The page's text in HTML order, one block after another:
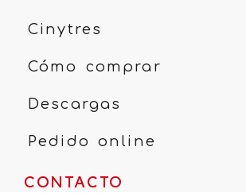
Cinytres
Cómo comprar
Descargas
Pedido online
CONTACTO